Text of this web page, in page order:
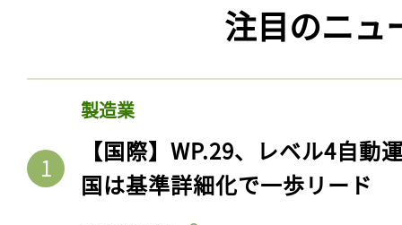
注目のニュ
製造業
【国際】WP.29、レベル4自動
国は基準詳細化で一歩リード